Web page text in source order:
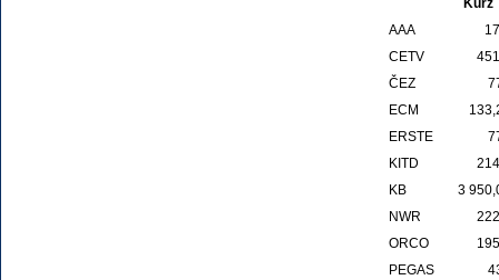
AAA
CETV
ČEZ
ECM
ERSTE
KITD
KB
3
NWR
ORCO
PEGAS